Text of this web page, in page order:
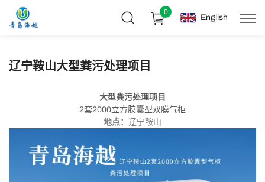
0 English
辽宁鞍山大型粪污处理项目
大型粪污处理项目
2套2000立方胶囊型双膜气柜
地点： 辽宁鞍山